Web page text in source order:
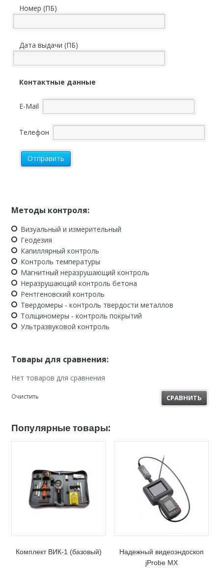
Номер (ПБ)
Дата выдачи (ПБ)
Контактные данные
E-Mail
Телефон
Методы контроля:
Визуальный и измерительный
Геодезия
Капиллярный контроль
Контроль температуры
Магнитный неразрушающий контроль
Неразрушающий контроль бетона
Рентгеновский контроль
Твердомеры - контроль твердости металлов
Толщиномеры - контроль покрытий
Ультразвуковой контроль
Товары для сравнения:
Нет товаров для сравнения
Очистить СРАВНИТЬ
Популярные товары:
Комплект ВИК-1 (базовый)
Надежный видеоэндоскоп
jProbe MX